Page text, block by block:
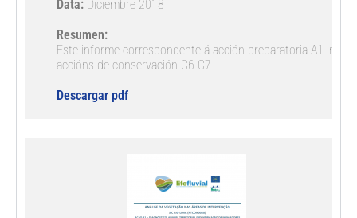
Data: Diciembre 2018
Resumen:
Este informe correspondente á acción preparatoria A1
accións de conservación C6-C7.
Descargar pdf